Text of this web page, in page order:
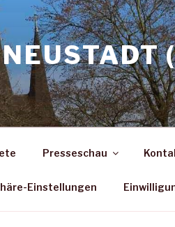
Presseschau
Einstellungen